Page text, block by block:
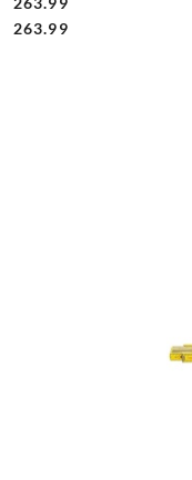
Cena:
Cena:
263.99